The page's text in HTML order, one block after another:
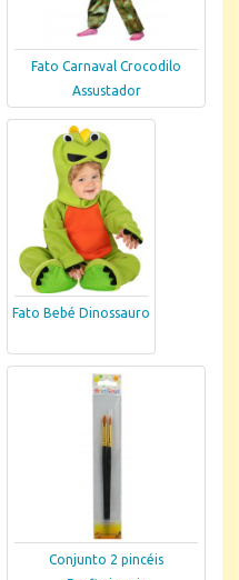
Fato Carnaval Crocodilo
Assustador
Fato Bebé Dinossauro
Conjunto 2 pincéis